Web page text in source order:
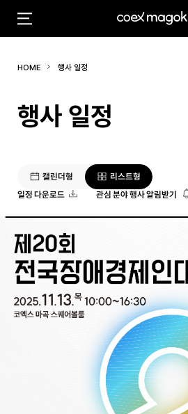
#마곡
HOME 행사 일정
행사 일정
캘린더형
리스트형
일정 다운로드
관심 분야 행사 알림받기